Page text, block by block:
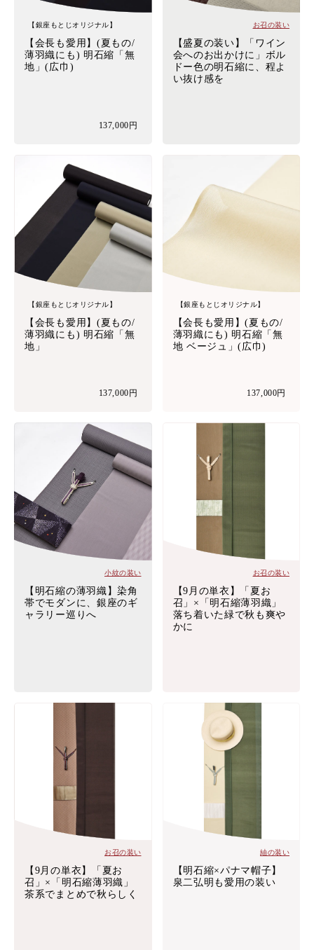
【銀座もとじオリジナル】
【会長も愛用】(夏もの/
薄羽織にも) 明石縮「無
地」(広巾)
137,000円
お召の装い
【盛夏の装い】「ワイン
会へのお出かけに」ボル
ドー色の明石縮に、程よ
い抜け感を
【銀座もとじオリジナル】
【会長も愛用】(夏もの/
薄羽織にも) 明石縮「無
地」
137,000円
【銀座もとじオリジナル】
【会長も愛用】(夏もの/
薄羽織にも) 明石縮「無
地 ベージュ」(広巾)
137,000円
小紋の装い
【明石縮の薄羽織】染角
帯でモダンに、銀座のギ
ャラリー巡りへ
お召の装い
【9月の単衣】「夏お
召」×「明石縮薄羽織」
落ち着いた緑で秋も爽や
かに
お召の装い
【9月の単衣】「夏お
召」×「明石縮薄羽織」
茶系でまとめで秋らしく
紬の装い
【明石縮×パナマ帽子】
泉二弘明も愛用の装い